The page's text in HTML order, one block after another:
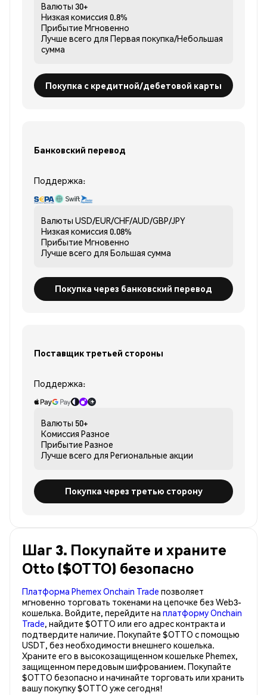
Валюты 30+
Низкая комиссия 0.8%
Прибытие Мгновенно
Лучше всего для Первая покупка/Небольшая
сумма
Покупка с кредитной/дебетовой карты
Банковский перевод
Поддержка:
Валюты USD/EUR/CHF/AUD/GBP/JPY
Низкая комиссия 0.08%
Прибытие Мгновенно
Лучше всего для Большая сумма
Покупка через банковский перевод
Поставщик третьей стороны
Поддержка:
Валюты 50+
Комиссия Разное
Прибытие Разное
Лучше всего для Региональные акции
Покупка через третью сторону
Шаг 3. Покупайте и храните
Otto ($OTTO) безопасно
Платформа Phemex Onchain Trade позволяет
мгновенно торговать токенами на цепочке без Web3-
кошелька. Войдите, перейдите на платформу Onchain
Trade, найдите $OTTO или его адрес контракта и
подтвердите наличие. Покупайте $OTTO с помощью
USDT, без необходимости внешнего кошелька.
Храните его в высокозащищенном кошельке Phemex,
защищенном передовым шифрованием. Покупайте
$OTTO безопасно и начинайте торговать или хранить
вашу покупку $OTTO уже сегодня!